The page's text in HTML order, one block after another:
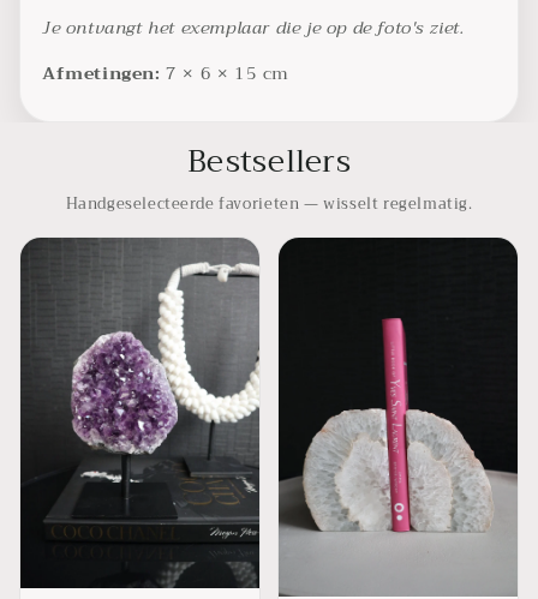
Je ontvangt het exemplaar die je op de foto's ziet.
Afmetingen: 7 × 6 × 15 cm
Bestsellers
Handgeselecteerde favorieten — wisselt regelmatig.